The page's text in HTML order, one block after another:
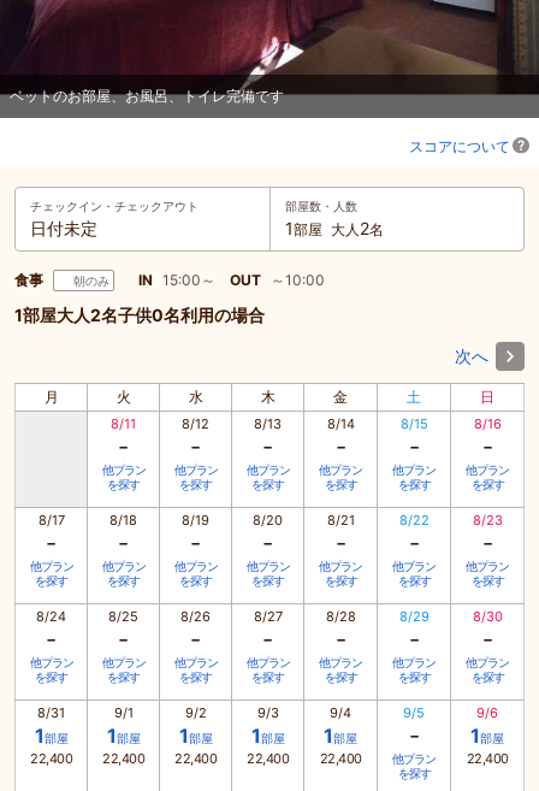
ベットのお部屋、お風呂、トイレ完備です
スコアについて
チェックイン・ チェックアウト
日付未定
部屋数・人数
1部屋 大人 2名
食事 朝のみ IN 15:00～ OUT ～10:00
1部屋大人2名子供0名利用の場合
次へ
月 火 水 木 金 土 日
8/11
-
他プラン
を探す
8/12
-
他プラン
を探す
8/13
-
他プラン
を探す
8/14
-
他プラン
を探す
8/15
-
他プラン
を探す
8/16
-
他プラン
を探す
8/17
-
他プラン
を探す
8/18
-
他プラン
を探す
8/19
-
他プラン
を探す
8/20
-
他プラン
を探す
8/21
-
他プラン
を探す
8/22
-
他プラン
を探す
8/23
-
他プラン
を探す
8/24
-
他プラン
を探す
8/25
-
他プラン
を探す
8/26
-
他プラン
を探す
8/27
-
他プラン
を探す
8/28
-
他プラン
を探す
8/29
-
他プラン
を探す
8/30
-
他プラン
を探す
8/31
1部屋
22,400
9/1
1部屋
22,400
9/2
1部屋
22,400
9/3
1部屋
22,400
9/4
1部屋
22,400
9/5
-
他プラン
を探す
9/6
1部屋
22,400